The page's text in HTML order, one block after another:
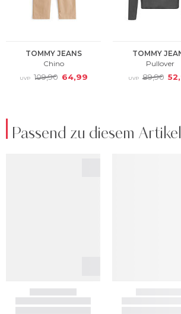
Passend zu diesem Artikel